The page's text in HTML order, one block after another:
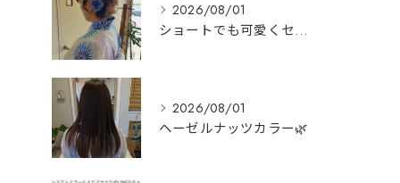
2026/08/01
ショートでも可愛くセット👍
2026/08/01
ヘーゼルナッツカラー🌿